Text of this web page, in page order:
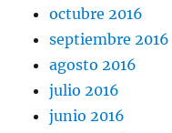
octubre 2016
septiembre 2016
agosto 2016
julio 2016
junio 2016